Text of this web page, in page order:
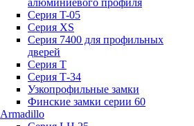
алюминиевого профиля
Серия T-05
Серия XS
Серия 7400 для профильных
дверей
Серия Т
Серия Т-34
Узкопрофильные замки
Финские замки серии 60
Armadillo